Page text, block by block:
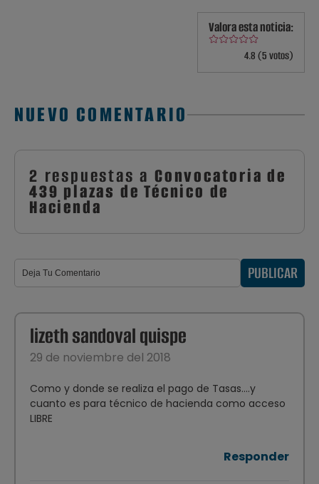
Valora esta noticia:
4.8 (5 votos)
NUEVO COMENTARIO
2 respuestas a Convocatoria de
439 plazas de Técnico de
Hacienda
PUBLICAR
lizeth sandoval quispe
29 de noviembre del 2018
Como y donde se realiza el pago de Tasas....y
cuanto es para técnico de hacienda como acceso
LIBRE
Responder